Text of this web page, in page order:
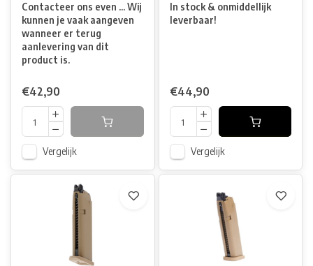
Contacteer ons even ... Wij
kunnen je vaak aangeven
wanneer er terug
aanlevering van dit
product is.
€42,90
Vergelijk
In stock & onmiddellijk
leverbaar!
€44,90
Vergelijk